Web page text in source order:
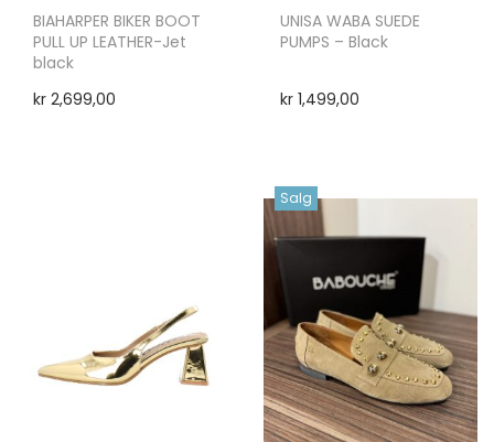
BIAHARPER BIKER BOOT
PULL UP LEATHER-Jet
black
kr 2,699,00
UNISA WABA SUEDE
PUMPS – Black
kr1,499,00
Salg